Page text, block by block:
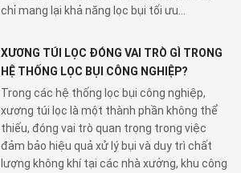
chỉ mang lại khả năng lọc bụi tối ưu...
XƯƠNG TÚI LỌC ĐÓNG VAI TRÒ GÌ TRONG
HỆ THỐNG LỌC BỤI CÔNG NGHIỆP?
Trong các hệ thống lọc bụi công nghiệp,
xương túi lọc là một thành phần không thể
thiếu, đóng vai trò quan trọng trong việc
đảm bảo hiệu quả xử lý bụi và duy trì chất
lượng không khí tại các nhà xưởng, khu công